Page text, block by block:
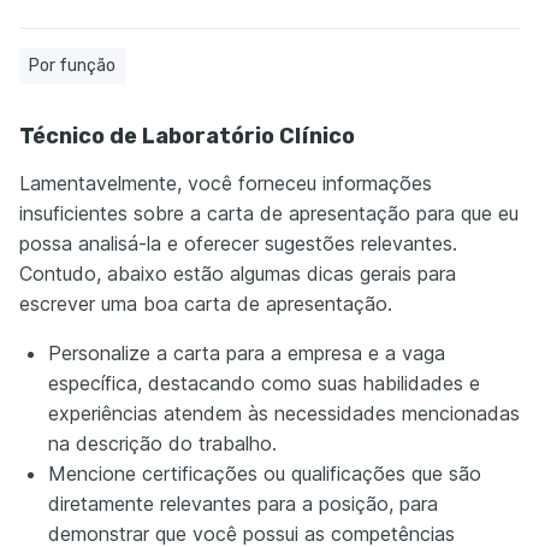
Por função
Técnico de Laboratório Clínico
Lamentavelmente, você forneceu informações
insuficientes sobre a carta de apresentação para que eu
possa analisá-la e oferecer sugestões relevantes.
Contudo, abaixo estão algumas dicas gerais para
escrever uma boa carta de apresentação.
Personalize a carta para a empresa e a vaga
específica, destacando como suas habilidades e
experiências atendem às necessidades mencionadas
na descrição do trabalho.
Mencione certificações ou qualificações que são
diretamente relevantes para a posição, para
demonstrar que você possui as competências